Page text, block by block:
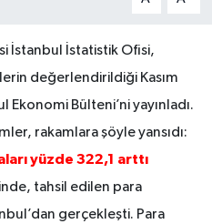
İstanbul İstatistik Ofisi,
değerlendirildiği Kasım
Bülteni’ni yayınladı.
rakamlara şöyle yansıdı:
yüzde 322,1 arttı
tahsil edilen para
gerçekleşti. Para